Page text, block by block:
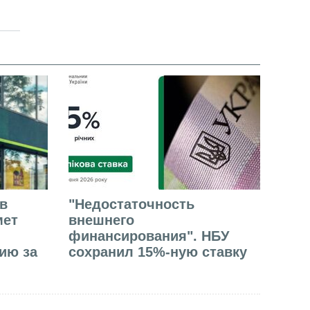
за
"Недостаточность
внешнего
финансирования". НБУ
сохранил 15%-ную ставку